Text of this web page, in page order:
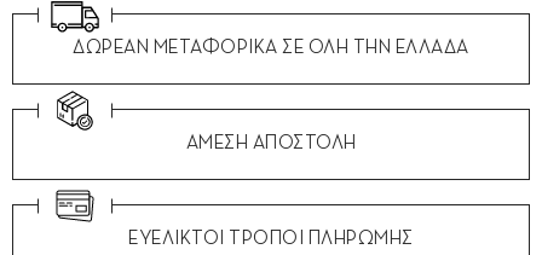
ΔΩΡΕΑΝ ΜΕΤΑΦΟΡΙΚΑ ΣΕ ΟΛΗ ΤΗΝ ΕΛΛΑΔΑ
ΑΜΕΣΗ ΑΠΟΣΤΟΛΗ
ΕΥΕΛΙΚΤΟΙ ΤΡΟΠΟΙ ΠΛΗΡΩΜΗΣ